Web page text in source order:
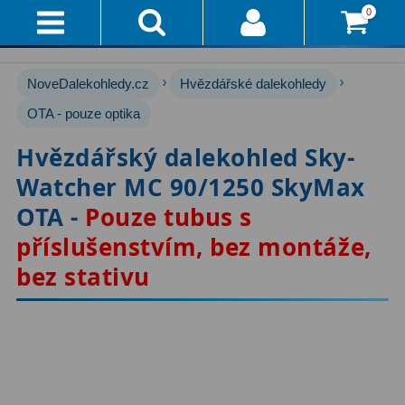
0
Přihlášení
Affiliate
Průvodce
Doručení
A
Platba
Vše
Akce!
Hvězdářské dalekohledy
Pro začátečníky 67
Pro děti30
Čočkové 60
Zrcadlové 65
NoveDalekohledy.cz › Hvězdářské dalekohledy ›
OTA - pouze optika
Hvězdářský dalekohled Sky-
Watcher MC 90/1250 SkyMax
OTA - Pouze tubus s
příslušenstvím, bez montáže,
bez stativu